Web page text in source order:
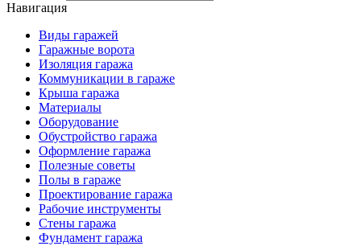
Навигация
Виды гаражей
Гаражные ворота
Изоляция гаража
Коммуникации в гараже
Крыша гаража
Материалы
Оборудование
Обустройство гаража
Оформление гаража
Полезные советы
Полы в гараже
Проектирование гаража
Рабочие инструменты
Стены гаража
Фундамент гаража